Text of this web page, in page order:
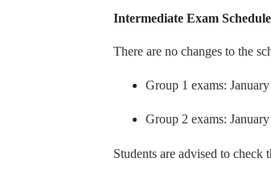
Intermediate Exam
There are no changes to the
Group 1 exams:
Group 2 exams:
Students are advised to